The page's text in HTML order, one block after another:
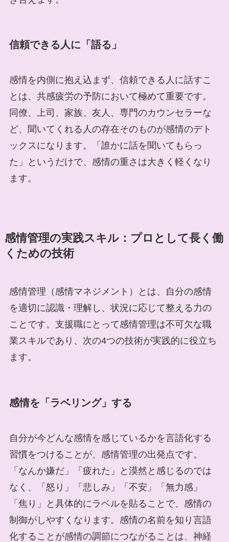
信頼できる人に「語る」
感情を内側に抱え込まず、信頼できる人に話すこ
とは、共感疲労の予防において極めて重要です。
同僚、上司、家族、友人、専門のカウンセラーな
ど、聞いてくれる人の存在そのものが感情のデト
ックスになります。「誰かに話を聞いてもらっ
た」というだけで、感情の重さは大きく軽くなり
ます。
感情管理の実践スキル：プロとして長く働
くための技術
感情管理（感情マネジメント）とは、自分の感情
を適切に認識・理解し、状況に応じて整える力の
ことです。支援職にとって感情管理は不可欠な職
業スキルであり、次の4つの技術が実践的に役立ち
ます。
感情を「ラベリング」する
自分が今どんな感情を感じているかを言語化する
習慣をつけることが、感情管理の出発点です。
「なんか嫌だ」「疲れた」と漠然と感じるのでは
なく、「怒り」「悲しみ」「不安」「無力感」
「焦り」と具体的にラベルを貼ることで、感情の
制御がしやすくなります。感情の名前を知り言語
化することが感情の調節につながることは、神経